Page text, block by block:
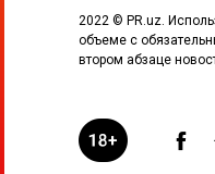
2022 © PR.uz.
объеме с
втором абзаце